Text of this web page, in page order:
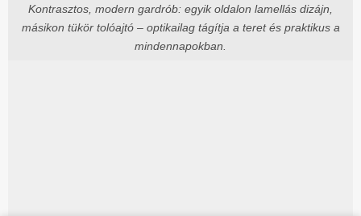
Kontrasztos, modern gardrób: egyik oldalon lamellás dizájn,
másikon tükör tolóajtó – optikailag tágítja a teret és praktikus a
mindennapokban.